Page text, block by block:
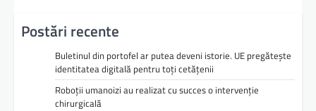
Postări recente
Buletinul din portofel ar putea deveni istorie. UE pregătește
identitatea digitală pentru toți cetățenii
Roboții umanoizi au realizat cu succes o intervenție
chirurgicală